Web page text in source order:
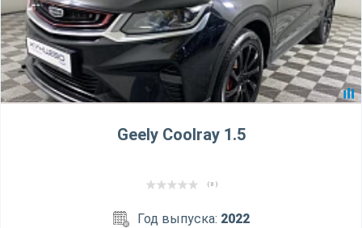
Geely Coolray 1.5
( 0 )
Год выпуска: 2022